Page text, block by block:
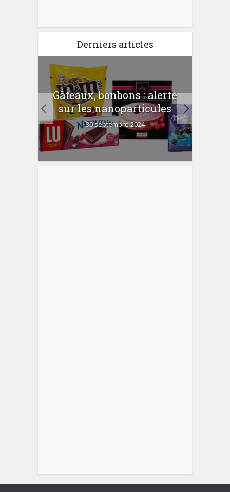
Derniers articles
Gâteaux, bonbons : alerte
sur les nanoparticules
30 septembre 2024